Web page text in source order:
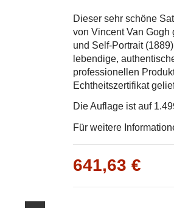
Dieser sehr schöne
von Vincent Van Gogh
und Self-Portrait
lebendige,
professionellen
Echtheitszertifikat
Die Auflage ist auf
Für weitere
641,63 €